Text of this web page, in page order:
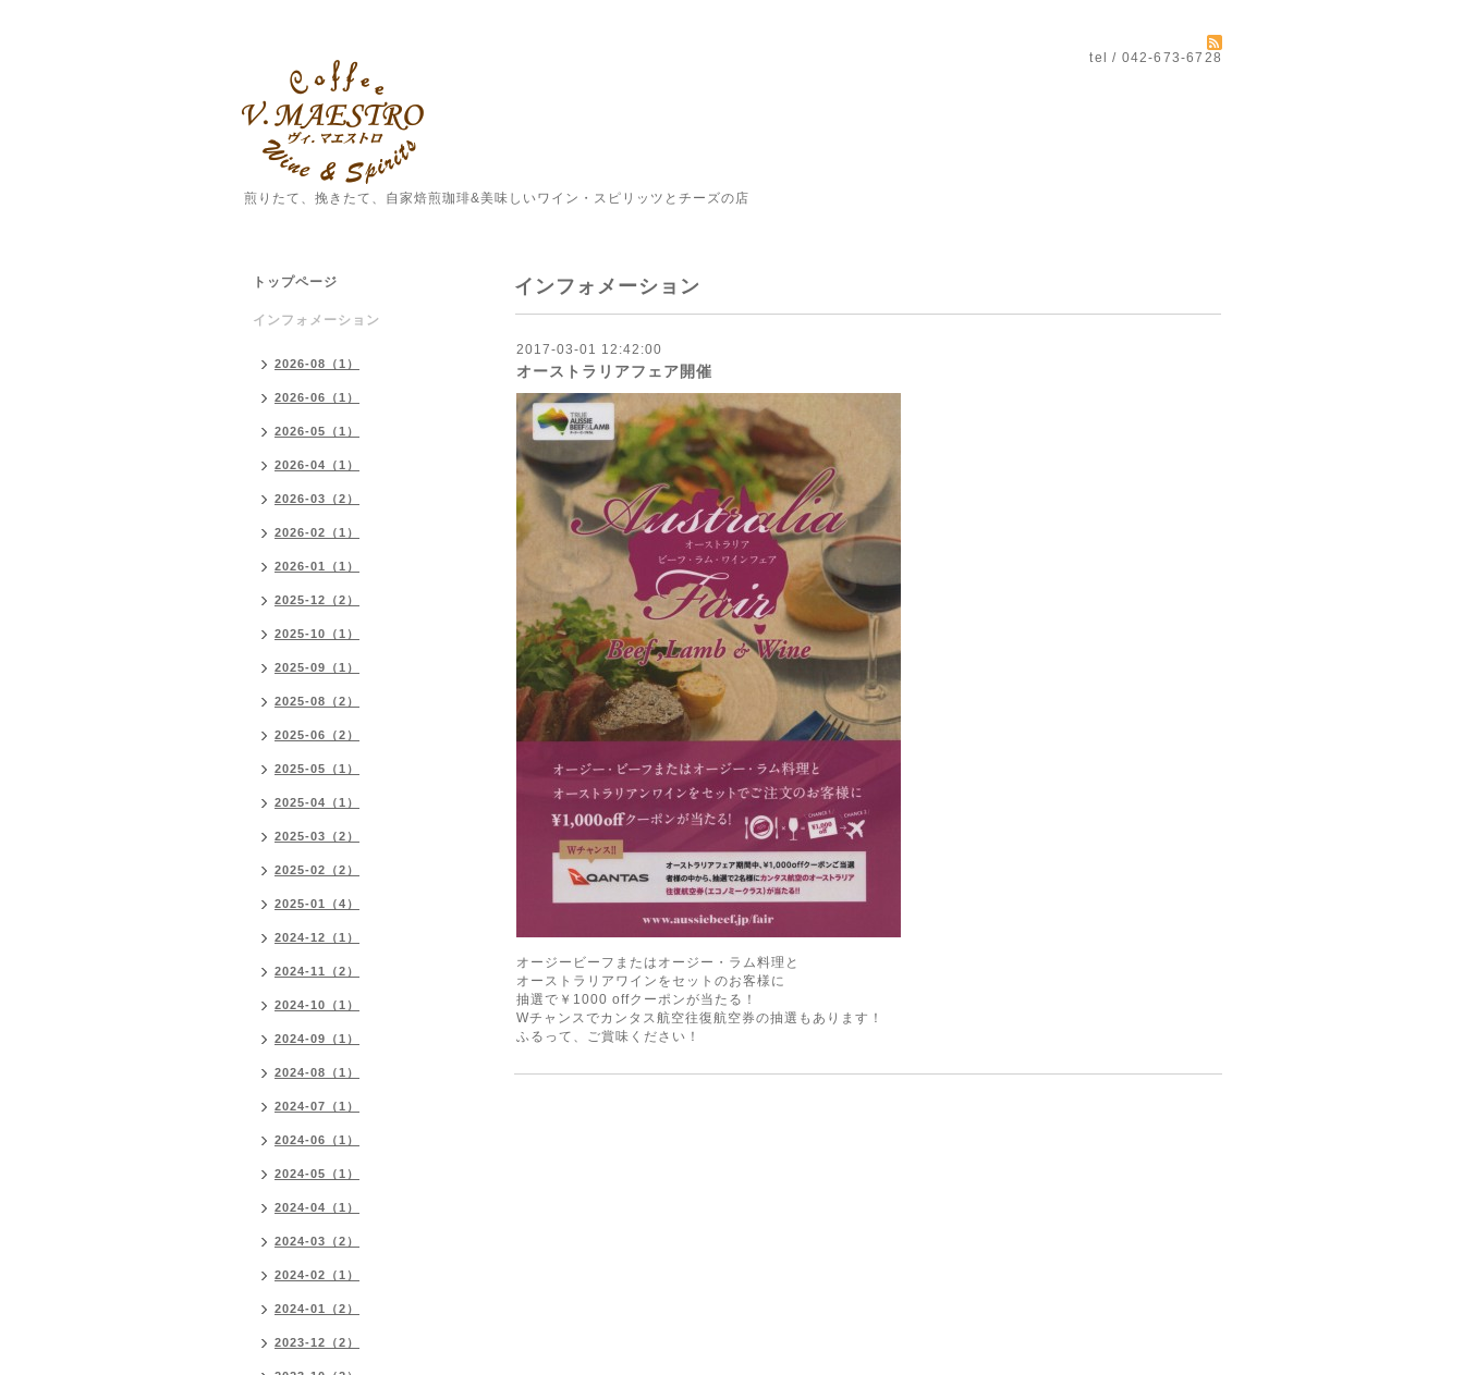
tel / 042-673-6728
煎りたて、挽きたて、自家焙煎珈琲&美味しいワイン・スピリッツとチーズの店
インフォメーション
2017-03-01 12:42:00
オーストラリアフェア開催
オージービーフまたはオージー・ラム料理と
オーストラリアワインをセットのお客様に
抽選で￥1000 offクーポンが当たる！
Wチャンスでカンタス航空往復航空券の抽選もあります！
ふるって、ご賞味ください！
トップページ
インフォメーション
2026-08（1）
2026-06（1）
2026-05（1）
2026-04（1）
2026-03（2）
2026-02（1）
2026-01（1）
2025-12（2）
2025-10（1）
2025-09（1）
2025-08（2）
2025-06（2）
2025-05（1）
2025-04（1）
2025-03（2）
2025-02（2）
2025-01（4）
2024-12（1）
2024-11（2）
2024-10（1）
2024-09（1）
2024-08（1）
2024-07（1）
2024-06（1）
2024-05（1）
2024-04（1）
2024-03（2）
2024-02（1）
2024-01（2）
2023-12（2）